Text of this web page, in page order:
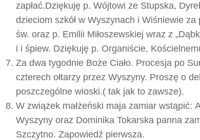
zapłać.Dziękuję p. Wójtowi ze Stupska,
dzieciom szkół w Wyszynach i Wiśniewie
św. oraz p. Emilii Miłoszewskiej wraz z
i i śpiew. Dziękuję p. Organiście,
Za dwa tygodnie Boże Ciało. Procesja po
czterech ołtarzy przez Wyszyny. Proszę o
poszczególne wioski.( tak jak to zawsze).
W związek małżeński maja zamiar wstąpić:
Wyszyny oraz Dominika Tokarska panna
Szczytno. Zapowiedź pierwsza.